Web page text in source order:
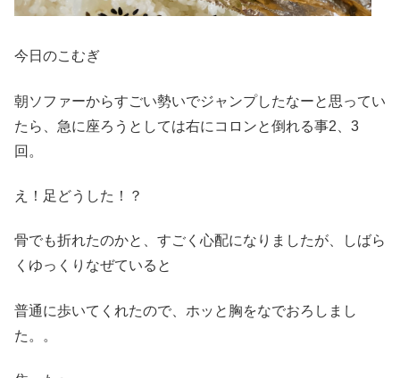
今日のこむぎ
朝ソファーからすごい勢いでジャンプしたなーと思ってい
たら、急に座ろうとしては右にコロンと倒れる事2、3
回。
え！足どうした！？
骨でも折れたのかと、すごく心配になりましたが、しばら
くゆっくりなぜていると
普通に歩いてくれたので、ホッと胸をなでおろしまし
た。。